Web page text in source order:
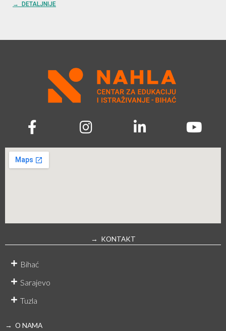
→ DETALJNIJE
→ KONTAKT
Bihać
Sarajevo
Tuzla
→ O NAMA